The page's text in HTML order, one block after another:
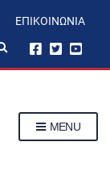
ΕΠΙΚΟΙΝΩΝΊΑ
p
MENU